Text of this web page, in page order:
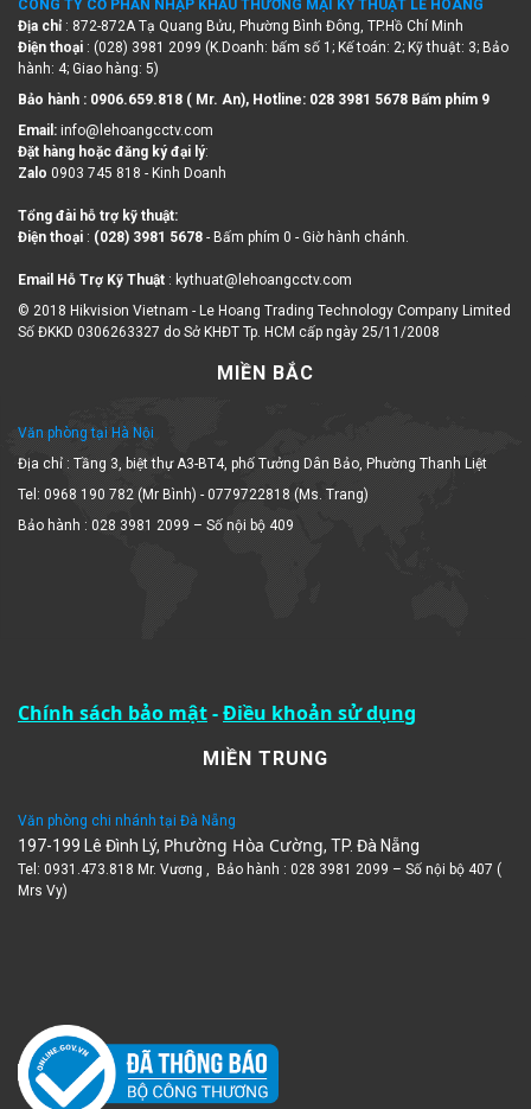
Địa chỉ : 872-872A Tạ Quang Bửu, Phường Bình Đông, TP.Hồ Chí Minh
Điện thoại : (028) 3981 2099 (K.Doanh: bấm số 1; Kế toán: 2; Kỹ thuật: 3; Bảo
hành: 4; Giao hàng: 5)
Đặt hàng hoặc đăng ký đại lý:
Zalo 0903 745 818 - Kinh Doanh
Điện thoại:(028) 3981 5678
Số ĐKKD 0306263327 do Sở KHĐT Tp. HCM cấp ngày 25/11/2008
MIỀN BẮC
Văn phòng tại Hà Nội
Địa chỉ : Tầng 3, biệt thự A3-BT4, phố Tưởng Dân Bảo, Phường Thanh Liệt
Tel: 0968 190 782 (Mr Bình) - 0779722818 (Ms. Trang)
Bảo hành : 028 3981 2099 – Số nội bộ 409
Chính sách bảo mật Điều khoản sử dụng
MIỀN TRUNG
197-199 Lê Đình Lý,Phường Hòa Cường
Tel: 0931.473.818 Mr. Vương , Bảo hành : 028 3981 2099 – Số nội bộ 407 (
Mrs Vy)